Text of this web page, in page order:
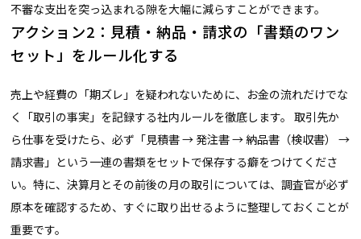
不審な支出を突っ込まれる隙を大幅に減らすことができます。
アクション2：見積・納品・請求の「書類のワン
セット」をルール化する
売上や経費の「期ズレ」を疑われないために、お金の流れだけでな
く「取引の事実」を記録する社内ルールを徹底します。 取引先か
ら仕事を受けたら、必ず「見積書 → 発注書 → 納品書（検収書） →
請求書」という一連の書類をセットで保存する癖をつけてくださ
い。特に、決算月とその前後の月の取引については、調査官が必ず
原本を確認するため、すぐに取り出せるように整理しておくことが
重要です。